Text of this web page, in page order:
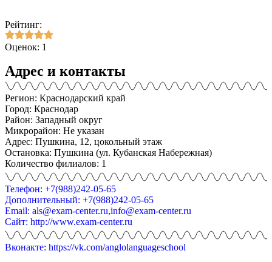
Рейтинг:
Оценок: 1
Адрес и контакты
Регион: Краснодарский край
Город: Краснодар
Район: Западный округ
Микрорайон: Не указан
Адрес: Пушкина, 12, цокольный этаж
Остановка: Пушкина (ул. Кубанская Набережная)
Количество филиалов: 1
Телефон: +7(988)242-05-65
Дополнительный: +7(988)242-05-65
Email: als@exam-center.ru,info@exam-center.ru
Сайт: http://www.exam-center.ru
Вконакте: https://vk.com/anglolanguageschool